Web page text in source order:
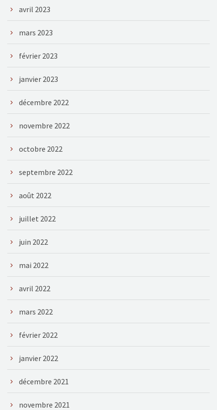
avril 2023
mars 2023
février 2023
janvier 2023
décembre 2022
novembre 2022
octobre 2022
septembre 2022
août 2022
juillet 2022
juin 2022
mai 2022
avril 2022
mars 2022
février 2022
janvier 2022
décembre 2021
novembre 2021